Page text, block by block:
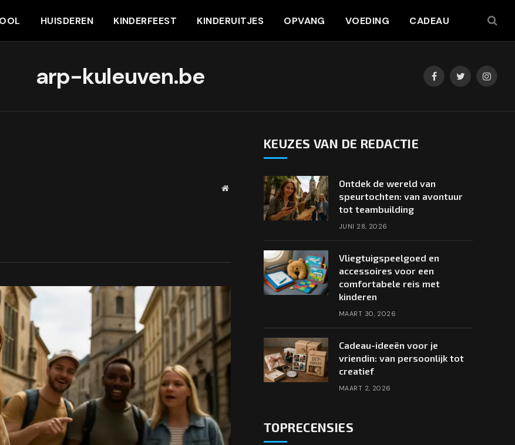
HUISDEREN KINDERFEEST KINDERUITJES OPVANG VOEDING CADEAU
arp-kuleuven.be FacebookTwitter
Website
KEUZES VAN DE REDACTIE
Ontdek de wereld van
speurtochten: van avontuur
tot teambuilding
JUNI 28, 2026
Vliegtuigspeelgoed en
accessoires voor een
comfortabele reis met
kinderen
MAART 30, 2026
Cadeau-ideeën voor je
vriendin: van persoonlijk tot
creatief
MAART 2, 2026
TOPRECENSIES